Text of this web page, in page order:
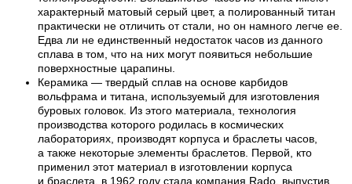
характерный матовый серый цвет, а полированный титан
практически не отличить от стали, но он намного легче ее.
Едва ли не единственный недостаток часов из данного
сплава в том, что на них могут появиться небольшие
поверхностные царапины.
Керамика — твердый сплав на основе карбидов
вольфрама и титана, используемый для изготовления
буровых головок. Из этого материала, технология
производства которого родилась в космических
лабораториях, производят корпуса и браслеты часов,
а также некоторые элементы браслетов. Первой, кто
применил этот материал в изготовлении корпуса
и браслета, в 1962 году стала компания Rado, выпустив